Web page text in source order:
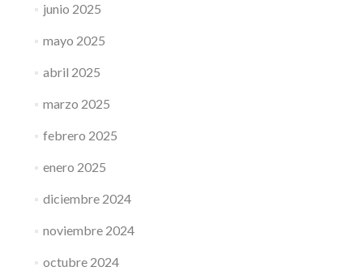
junio 2025
mayo 2025
abril 2025
marzo 2025
febrero 2025
enero 2025
diciembre 2024
noviembre 2024
octubre 2024